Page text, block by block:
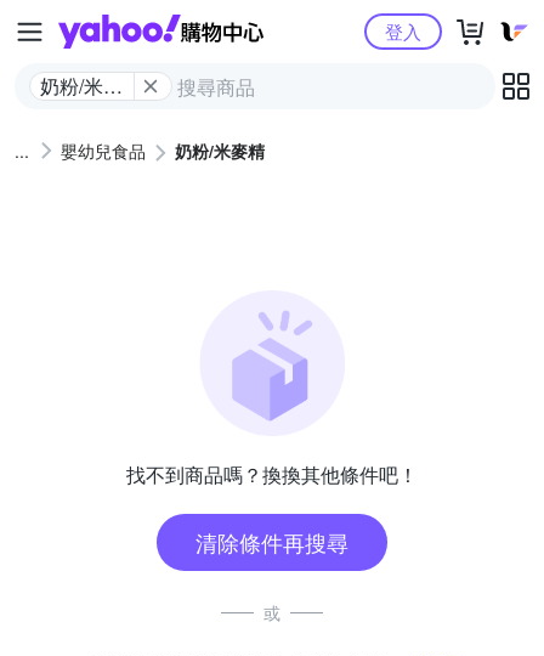
Yahoo購物中心
奶粉/米麥
登入
嬰幼兒食品 奶粉/米麥精
找不到商品嗎？換換其他條件吧！
清除條件再搜尋
或